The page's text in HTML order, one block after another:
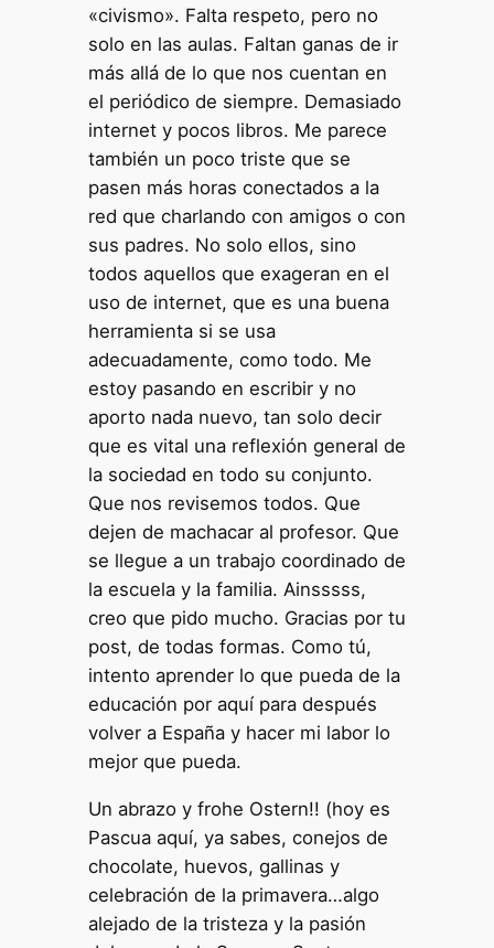
«civismo». Falta respeto, pero no
solo en las aulas. Faltan ganas de ir
más allá de lo que nos cuentan en
el periódico de siempre. Demasiado
internet y pocos libros. Me parece
también un poco triste que se
pasen más horas conectados a la
red que charlando con amigos o con
sus padres. No solo ellos, sino
todos aquellos que exageran en el
uso de internet, que es una buena
herramienta si se usa
adecuadamente, como todo. Me
estoy pasando en escribir y no
aporto nada nuevo, tan solo decir
que es vital una reflexión general de
la sociedad en todo su conjunto.
Que nos revisemos todos. Que
dejen de machacar al profesor. Que
se llegue a un trabajo coordinado de
la escuela y la familia. Ainsssss,
creo que pido mucho. Gracias por tu
post, de todas formas. Como tú,
intento aprender lo que pueda de la
educación por aquí para después
volver a España y hacer mi labor lo
mejor que pueda.
Un abrazo y frohe Ostern!! (hoy es
Pascua aquí, ya sabes, conejos de
chocolate, huevos, gallinas y
celebración de la primavera…algo
alejado de la tristeza y la pasión